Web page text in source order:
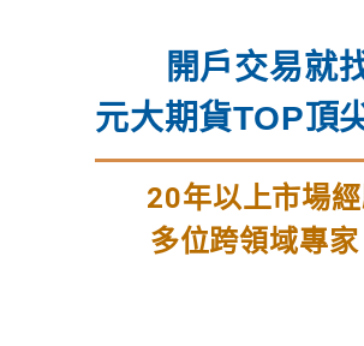
開戶交易就
元大期貨TOP頂
20年以上市場
多位跨領域專家